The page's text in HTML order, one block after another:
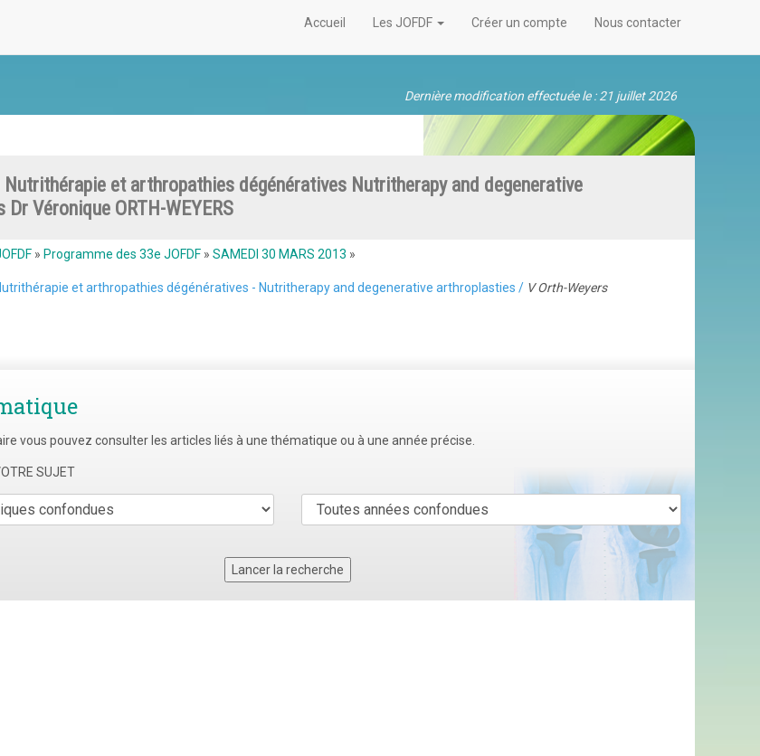
Dernière modification effectuée le : 21 juillet 2026
Accueil Les JOFDF Créer un compte Nous contacter
et arthropathies dégénératives Nutritherapy and degenerative
Véronique ORTH-WEYERS
» Programme des 33e JOFDF » SAMEDI 30 MARS 2013 »
et arthropathies dégénératives - Nutritherapy and degenerative arthroplasties / V Orth-Weyers
vous pouvez consulter les articles liés à une thématique ou à une année précise.
SUJET